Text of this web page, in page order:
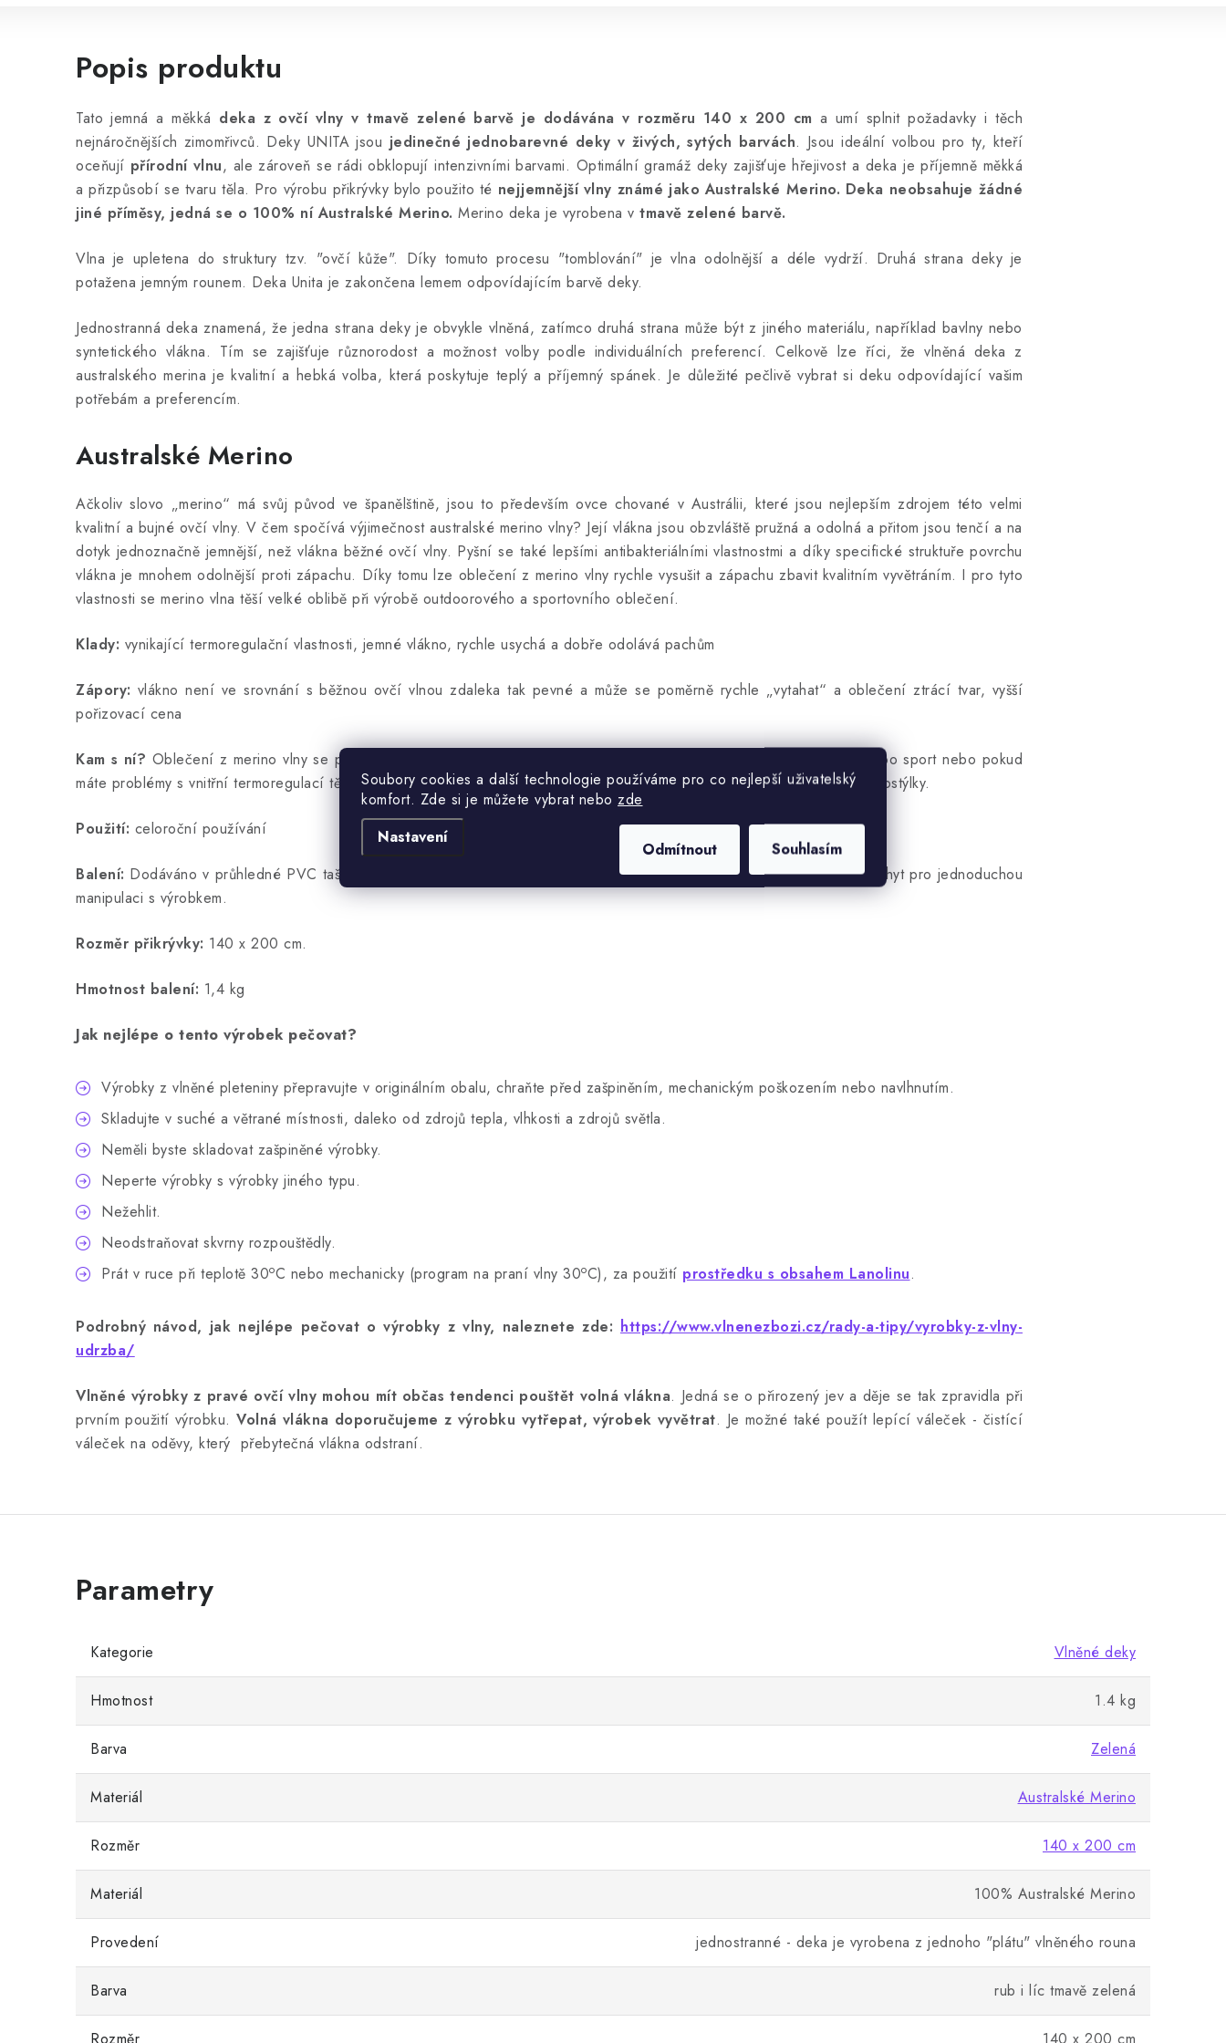
Soubory cookies a další technologie používáme pro co nejlepší uživatelský
komfort. Zde si je můžete vybrat nebo zde
Nastavení
Odmítnout Souhlasím
Popis produktu
Tato jemná a měkká deka z ovčí vlny v tmavě zelené barvě je dodávána v rozměru 140 x 200 cma umí splnit požadavky i těch
nejnáročnějších zimomřivců. Deky UNITA jsou jedinečné jednobarevné deky v živých, sytých barvách. Jsou ideální volbou pro ty, kteří
oceňují přírodní vlnu, ale zároveň se rádi obklopují intenzivními barvami. Optimální gramáž deky zajišťuje hřejivost a deka je příjemně měkká
a přizpůsobí se tvaru těla. Pro výrobu přikrývky bylo použito té nejjemnější vlny známé jako Australské Merino. Deka neobsahuje žádné
jiné příměsy, jedná se o 100% ní Australské Merino. Merino deka je vyrobena v tmavě zelené barvě.
Vlna je upletena do struktury tzv. "ovčí kůže". Díky tomuto procesu "tomblování" je vlna odolnější a déle vydrží. Druhá strana deky je
potažena jemným rounem. Deka Unita je zakončena lemem odpovídajícím barvě deky.
Jednostranná deka znamená, že jedna strana deky je obvykle vlněná, zatímco druhá strana může být z jiného materiálu, například bavlny nebo
syntetického vlákna. Tím se zajišťuje různorodost a možnost volby podle individuálních preferencí. Celkově lze říci, že vlněná deka z
australského merina je kvalitní a hebká volba, která poskytuje teplý a příjemný spánek. Je důležité pečlivě vybrat si deku odpovídající vašim
potřebám a preferencím.
Australské Merino
Ačkoliv slovo „merino“ má svůj původ ve španělštině, jsou to především ovce chované v Austrálii, které jsou nejlepším zdrojem této velmi
kvalitní a bujné ovčí vlny. V čem spočívá výjimečnost australské merino vlny? Její vlákna jsou obzvláště pružná a odolná a přitom jsou tenčí a na
dotyk jednoznačně jemnější, než vlákna běžné ovčí vlny. Pyšní se také lepšími antibakteriálními vlastnostmi a díky specifické struktuře povrchu
vlákna je mnohem odolnější proti zápachu. Díky tomu lze oblečení z merino vlny rychle vysušit a zápachu zbavit kvalitním vyvětráním. I pro tyto
vlastnosti se merino vlna těší velké oblibě při výrobě outdoorového a sportovního oblečení.
Klady: vynikající termoregulační vlastnosti, jemné vlákno, rychle usychá a dobře odolává pachům
Zápory: vlákno není ve srovnání s běžnou ovčí vlnou zdaleka tak pevné a může se poměrně rychle „vytahat“ a oblečení ztrácí tvar, vyšší
pořizovací cena
Kam s ní? Oblečení z merino vlny se používá jako tzv. „druhá kůže“. Je to skvělá první vrstva oblečení pro outdoor nebo sport nebo pokud
máte problémy s vnitřní termoregulací tělesné teploty. Merino vlna se také díky své jemnosti velmi dobře hodí do dětské postýlky.
Použití: celoroční používání
Balení: Dodáváno v průhledné PVC tašce, aby nedošlo k zašpinění či poškození výrobku. Taška má ve své horní části úchyt pro jednoduchou
manipulaci s výrobkem.
Rozměr přikrývky: 140 x 200 cm.
Hmotnost balení: 1,4 kg
Jak nejlépe o tento výrobek pečovat?
Výrobky z vlněné pleteniny přepravujte v originálním obalu, chraňte před zašpiněním, mechanickým poškozením nebo navlhnutím.
Skladujte v suché a větrané místnosti, daleko od zdrojů tepla, vlhkosti a zdrojů světla.
Neměli byste skladovat zašpiněné výrobky.
Neperte výrobky s výrobky jiného typu.
Nežehlit.
Neodstraňovat skvrny rozpouštědly.
Prát v ruce při teplotě 30oC nebo mechanicky (program na praní vlny 30oC), za použití prostředku s obsahem Lanolinu.
Podrobný návod, jak nejlépe pečovat o výrobky z vlny, naleznete zde: https://www.vlnenezbozi.cz/rady-a-tipy/vyrobky-z-vlny-
udrzba/
Vlněné výrobky z pravé ovčí vlny mohou mít občas tendenci pouštět volná vlákna. Jedná se o přirozený jev a děje se tak zpravidla při
prvním použití výrobku.Volná vlákna doporučujeme z výrobku vytřepat, výrobek vyvětrat. Je možné také použít lepící váleček - čistící
váleček na oděvy, který přebytečná vlákna odstraní.
Kategorie Vlněné deky
Hmotnost 1.4 kg
Barva Zelená
Materiál Australské Merino
Rozměr 140 x 200 cm
Materiál 100% Australské Merino
Provedení jednostranné - deka je vyrobena z jednoho "plátu" vlněného rouna
Barva rub i líc tmavě zelená